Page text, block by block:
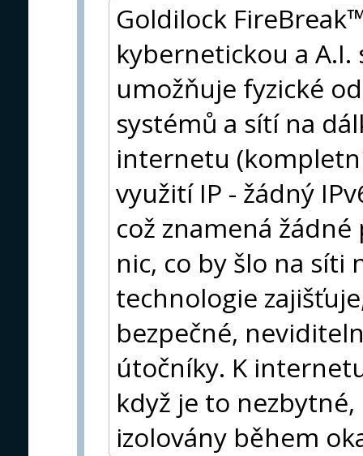
Goldilock
kybernetickou a
umožňuje fyzické
systémů a sítí na
internetu
využití IP - žádný
což znamená
nic, co by šlo na síti
technologie
bezpečné,
útočníky. K
když je to
izolovány během